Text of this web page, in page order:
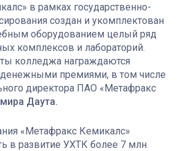
в рамках государственно-
создан и укомплектован
оборудованием целый ряд
комплексов и лабораторий.
колледжа награждаются
премиями, в том числе
директора ПАО «Метафракс
Даута.
«Метафракс Кемикалс»
в развитие УХТК более 7 млн